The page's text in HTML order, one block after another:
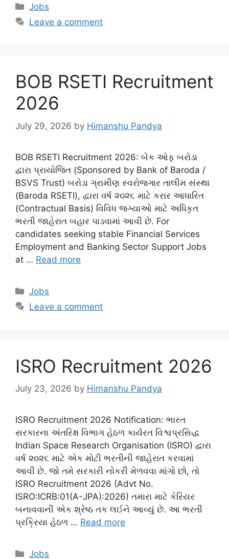
Categories
Jobs
Leave a comment
BOB RSETI Recruitment
2026
July 29, 2026 by Himanshu Pandya
BOB RSETI Recruitment 2026: બેંક ઓફ બરોડા
દ્વારા પ્રાયોજિત (Sponsored by Bank of Baroda /
BSVS Trust) બરોડા ગ્રામીણ સ્વરોજગાર તાલીમ સંસ્થા
(Baroda RSETI), દ્વારા વર્ષ ૨૦૨૬ માટે કરાર આધારિત
(Contractual Basis) વિવિધ જગ્યાઓ માટે અધિકૃત
ભરતી જાહેરાત બહાર પાડવામાં આવી છે. For
candidates seeking stable Financial Services
Employment and Banking Sector Support Jobs
at … Read more
Categories
Jobs
Leave a comment
ISRO Recruitment 2026
July 23, 2026 by Himanshu Pandya
ISRO Recruitment 2026 Notification: ભારત
સરકારના અંતરિક્ષ વિભાગ હેઠળ કાર્યરત વિશ્વપ્રસિદ્ધ
Indian Space Research Organisation (ISRO) દ્વારા
વર્ષ ૨૦૨૬ માટે એક મોટી ભરતીની જાહેરાત કરવામાં
આવી છે. જો તમે સરકારી નોકરી મેળવવા માંગો છો, તો
ISRO Recruitment 2026 (Advt No.
ISRO:ICRB:01(A-JPA):2026) તમારા માટે કેરિયર
બનાવવાની એક શ્રેષ્ઠ તક લઈને આવ્યું છે. આ ભરતી
પ્રક્રિયા હેઠળ … Read more
Categories
Jobs